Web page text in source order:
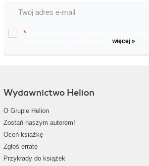
*
więcej »
Wydawnictwo Helion
O Grupie Helion
Zostań naszym autorem!
Oceń książkę
Zgłoś erratę
Przykłady do książek